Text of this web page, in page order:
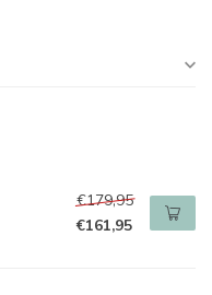
€179,95
€161,95